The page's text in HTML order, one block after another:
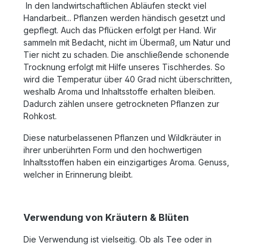
In den landwirtschaftlichen Abläufen steckt viel
Handarbeit... Pflanzen werden händisch gesetzt und
gepflegt. Auch das Pflücken erfolgt per Hand. Wir
sammeln mit Bedacht, nicht im Übermaß, um Natur und
Tier nicht zu schaden. Die anschließende schonende
Trocknung erfolgt mit Hilfe unseres Tischherdes. So
wird die Temperatur über 40 Grad nicht überschritten,
weshalb Aroma und Inhaltsstoffe erhalten bleiben.
Dadurch zählen unsere getrockneten Pflanzen zur
Rohkost.
Diese naturbelassenen Pflanzen und Wildkräuter in
ihrer unberührten Form und den hochwertigen
Inhaltsstoffen haben ein einzigartiges Aroma. Genuss,
welcher in Erinnerung bleibt.
Verwendung von Kräutern & Blüten
Die Verwendung ist vielseitig. Ob als Tee oder in